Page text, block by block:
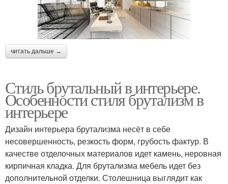
читать дальше →
Стиль брутальный в интерьере.
Особенности стиля брутализм в
интерьере
Дизайн интерьера брутализма несёт в себе
несовершенность, резкость форм, грубость фактур. В
качестве отделочных материалов идет камень, неровная
кирпичная кладка. Для брутализма мебель идет без
дополнительной отделки. Столешница выглядит как